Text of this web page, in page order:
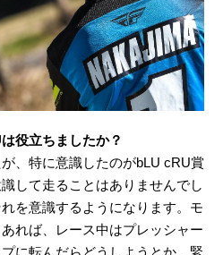
役立ちましたか？
、特に意識したのがbLU cRU賞
して走ることはありませんでし
を意識するようになります。モ
れば、レース中はプレッシャー
に転んだらどうしようとか、緊